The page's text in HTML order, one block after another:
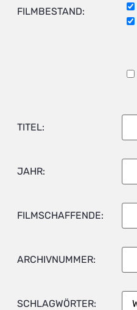
FILMBESTAND:
TITEL:
JAHR:
FILMSCHAFFENDE:
ARCHIVNUMMER:
SCHLAGWÖRTER: